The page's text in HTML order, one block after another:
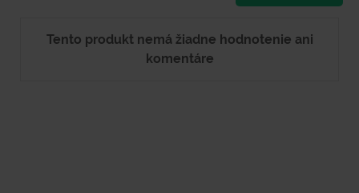
Tento produkt nemá žiadne hodnotenie ani
komentáre